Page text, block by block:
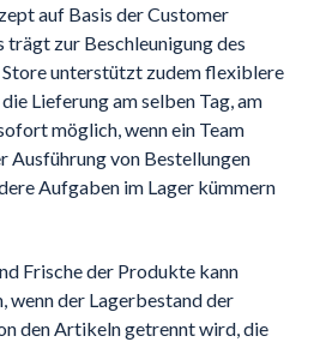
auf Basis der Customer
trägt zur Beschleunigung des
unterstützt zudem flexiblere
Lieferung am selben Tag, am
möglich, wenn ein Team
Ausführung von Bestellungen
Aufgaben im Lager kümmern
Frische der Produkte kann
wenn der Lagerbestand der
den Artikeln getrennt wird, die